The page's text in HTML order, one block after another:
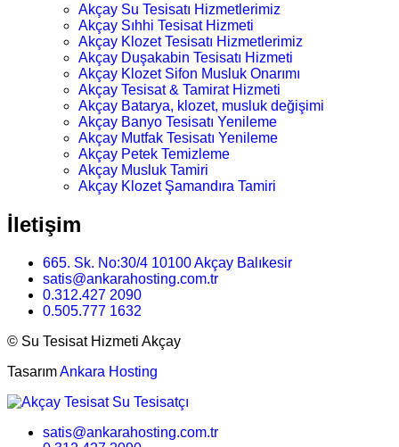
Akçay Su Tesisatı Hizmetlerimiz
Akçay Sıhhi Tesisat Hizmeti
Akçay Klozet Tesisatı Hizmetlerimiz
Akçay Duşakabin Tesisatı Hizmeti
Akçay Klozet Sifon Musluk Onarımı
Akçay Tesisat & Tamirat Hizmeti
Akçay Batarya, klozet, musluk değişimi
Akçay Banyo Tesisatı Yenileme
Akçay Mutfak Tesisatı Yenileme
Akçay Petek Temizleme
Akçay Musluk Tamiri
Akçay Klozet Şamandıra Tamiri
İletişim
665. Sk. No:30/4 10100 Akçay Balıkesir
satis@ankarahosting.com.tr
0.312.427 2090
0.505.777 1632
© Su Tesisat Hizmeti Akçay
TasarımAnkara Hosting
satis@ankarahosting.com.tr